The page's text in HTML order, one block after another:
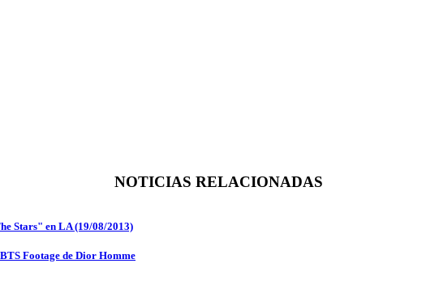
NOTICIAS RELACIONADAS
Stars" en LA (19/08/2013)
Footage de Dior Homme